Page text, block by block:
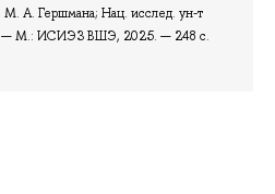
М. А. Гершмана; Нац. исслед. ун-т
— М.: ИСИЭЗ ВШЭ, 2025. — 248 с.